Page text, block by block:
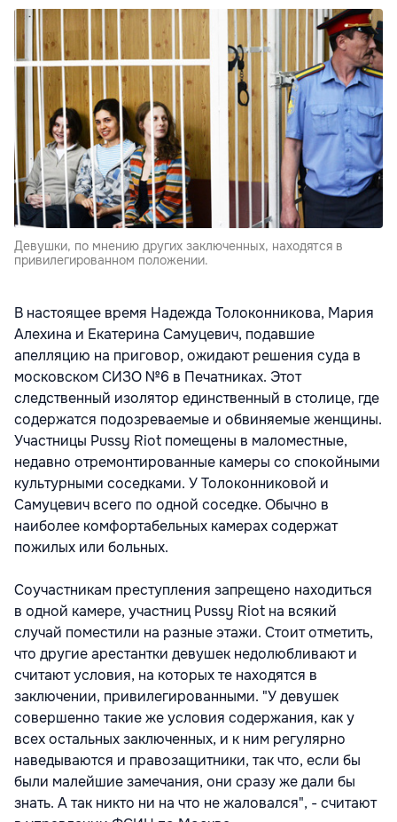
Девушки, по мнению других заключенных, находятся в
привилегированном положении.
В настоящее время Надежда Толоконникова, Мария
Алехина и Екатерина Самуцевич, подавшие
апелляцию на приговор, ожидают решения суда в
московском СИЗО №6 в Печатниках. Этот
следственный изолятор единственный в столице, где
содержатся подозреваемые и обвиняемые женщины.
Участницы Pussy Riot помещены в маломестные,
недавно отремонтированные камеры со спокойными
культурными соседками. У Толоконниковой и
Самуцевич всего по одной соседке. Обычно в
наиболее комфортабельных камерах содержат
пожилых или больных.
Соучастникам преступления запрещено находиться
в одной камере, участниц Pussy Riot на всякий
случай поместили на разные этажи. Стоит отметить,
что другие арестантки девушек недолюбливают и
считают условия, на которых те находятся в
заключении, привилегированными. "У девушек
совершенно такие же условия содержания, как у
всех остальных заключенных, и к ним регулярно
наведываются и правозащитники, так что, если бы
были малейшие замечания, они сразу же дали бы
знать. А так никто ни на что не жаловался", - считают